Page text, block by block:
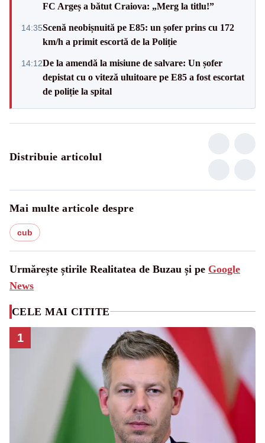
FC Argeș a bătut Craiova: „Merg la titlu!”
14:35Scenă neobișnuită pe E85: un șofer prins cu 172
km/h a primit escortă de la Poliție
14:12De la amendă la misiune de salvare: Un șofer
depistat cu o viteză uluitoare pe E85 a fost escortat
de poliție la spital
Distribuie articolul
Mai multe articole despre
cub
Urmărește știrile Realitatea de Buzau și pe Google
News
CELE MAI CITITE
1